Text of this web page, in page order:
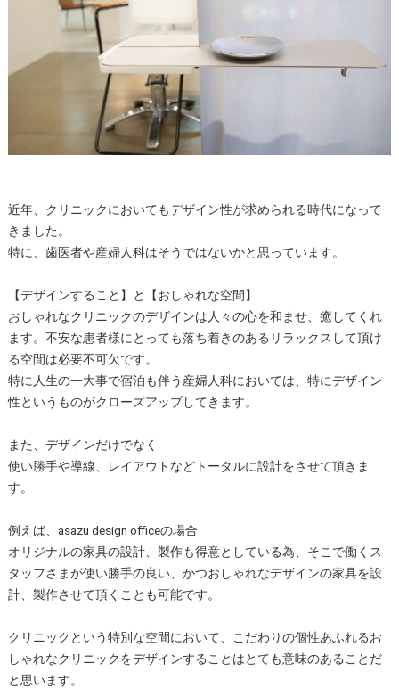
近年、クリニックにおいてもデザイン性が求められる時代になって
きました。
特に、歯医者や産婦人科はそうではないかと思っています。
【デザインすること】と【おしゃれな空間】
おしゃれなクリニックのデザインは人々の心を和ませ、癒してくれ
ます。不安な患者様にとっても落ち着きのあるリラックスして頂け
る空間は必要不可欠です。
特に人生の一大事で宿泊も伴う産婦人科においては、特にデザイン
性というものがクローズアップしてきます。
また、デザインだけでなく
使い勝手や導線、レイアウトなどトータルに設計をさせて頂きま
す。
例えば、asazu design officeの場合
オリジナルの家具の設計、製作も得意としている為、そこで働くス
タッフさまが使い勝手の良い、かつおしゃれなデザインの家具を設
計、製作させて頂くことも可能です。
クリニックという特別な空間において、こだわりの個性あふれるお
しゃれなクリニックをデザインすることはとても意味のあることだ
と思います。